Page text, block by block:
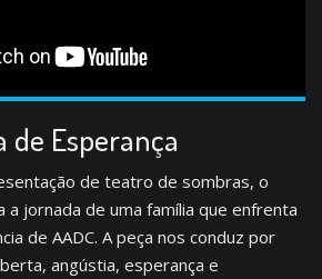
de Esperança
de teatro de sombras, o
a jornada de uma família que enfrenta
de AADC. A peça nos conduz por
angústia, esperança e